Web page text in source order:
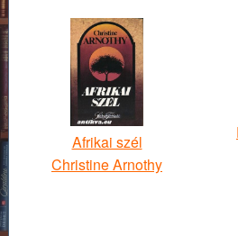
Afrikai szél
Christine Arnothy